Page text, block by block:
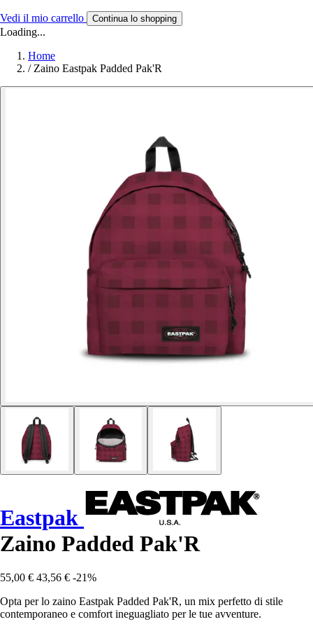
Vedi il mio carrello Continua lo shopping
Loading...
Home
/ Zaino Eastpak Padded Pak'R
Eastpak
Zaino Padded Pak'R
55,00 € 43,56 € -21%
Opta per lo zaino Eastpak Padded Pak'R, un mix perfetto di stile
contemporaneo e comfort ineguagliato per le tue avventure.